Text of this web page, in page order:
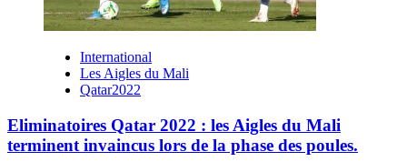
International
Les Aigles du Mali
Qatar2022
Eliminatoires Qatar 2022 : les Aigles du Mali
terminent invaincus lors de la phase des poules.